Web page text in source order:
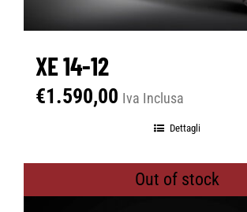
XE 14-12
€1.590,00 Iva Inclusa
Dettagli
Out of stock